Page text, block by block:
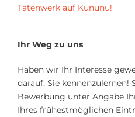
Tatenwerk auf Kununu!
Ihr Weg zu uns
Haben wir Ihr Interesse
darauf, Sie kennenzulernen!
Bewerbung unter Angabe
Ihres frühestmöglichen